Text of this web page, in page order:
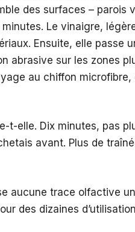
des surfaces – parois
Le vinaigre,
Ensuite, elle passe
abrasive sur les zones
au chiffon
t-elle. Dix minutes, pas
avant. Plus de
aucune trace olfactive
des dizaines